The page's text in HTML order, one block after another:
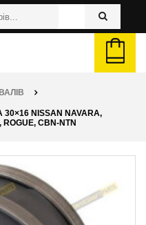
NISSAN NAVARA,
CBN-NTN